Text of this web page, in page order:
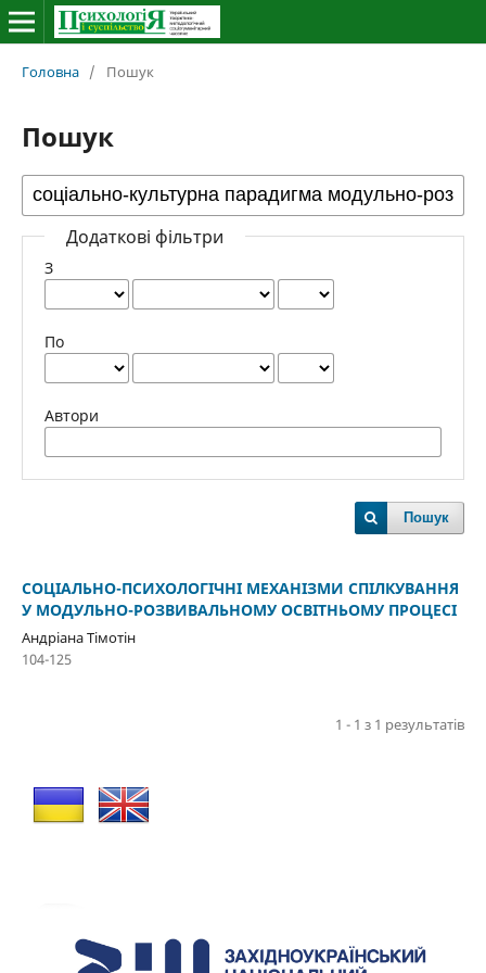
Головна / Пошук
Пошук
Додаткові фільтри
З
По
Автори
Пошук
СОЦІАЛЬНО-ПСИХОЛОГІЧНІ МЕХАНІЗМИ СПІЛКУВАННЯ
У МОДУЛЬНО-РОЗВИВАЛЬНОМУ ОСВІТНЬОМУ ПРОЦЕСІ
Андріана Тімотін
104-125
1 - 1 з 1 результатів